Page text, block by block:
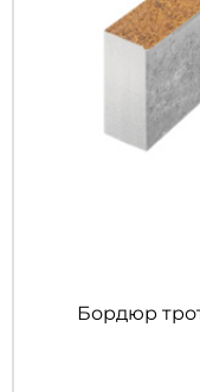
Бордюр